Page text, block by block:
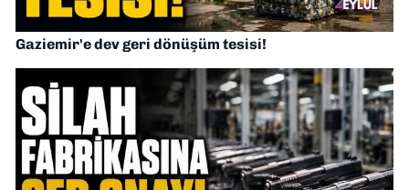
Gaziemir'e dev geri dönüşüm tesisi!